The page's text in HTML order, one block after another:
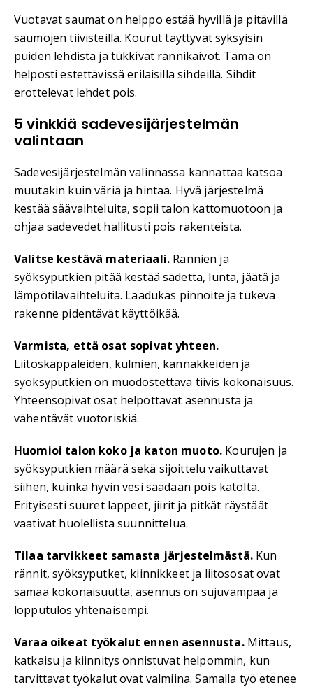
Vuotavat saumat on helppo estää hyvillä ja pitävillä
saumojen tiivisteillä. Kourut täyttyvät syksyisin
puiden lehdistä ja tukkivat rännikaivot. Tämä on
helposti estettävissä erilaisilla sihdeillä. Sihdit
erottelevat lehdet pois.
5 vinkkiä sadevesijärjestelmän
valintaan
Sadevesijärjestelmän valinnassa kannattaa katsoa
muutakin kuin väriä ja hintaa. Hyvä järjestelmä
kestää säävaihteluita, sopii talon kattomuotoon ja
ohjaa sadevedet hallitusti pois rakenteista.
Valitse kestävä materiaali. Rännien ja
syöksyputkien pitää kestää sadetta, lunta, jäätä ja
lämpötilavaihteluita. Laadukas pinnoite ja tukeva
rakenne pidentävät käyttöikää.
Varmista, että osat sopivat yhteen.
Liitoskappaleiden, kulmien, kannakkeiden ja
syöksyputkien on muodostettava tiivis kokonaisuus.
Yhteensopivat osat helpottavat asennusta ja
vähentävät vuotoriskiä.
Huomioi talon koko ja katon muoto. Kourujen ja
syöksyputkien määrä sekä sijoittelu vaikuttavat
siihen, kuinka hyvin vesi saadaan pois katolta.
Erityisesti suuret lappeet, jiirit ja pitkät räystäät
vaativat huolellista suunnittelua.
Tilaa tarvikkeet samasta järjestelmästä. Kun
rännit, syöksyputket, kiinnikkeet ja liitososat ovat
samaa kokonaisuutta, asennus on sujuvampaa ja
lopputulos yhtenäisempi.
Varaa oikeat työkalut ennen asennusta.Mittaus,
katkaisu ja kiinnitys onnistuvat helpommin, kun
tarvittavat työkalut ovat valmiina. Samalla työ etenee